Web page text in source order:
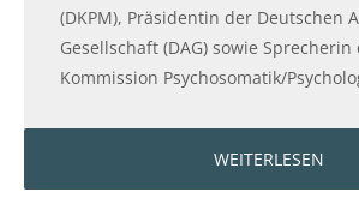
(DKPM), Präsidentin der Deutschen
Gesellschaft (DAG) sowie Sprecherin
Kommission Psychosomatik/
WEITERLESEN